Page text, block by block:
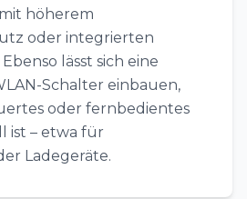
höherem
oder integrierten
lässt sich eine
Schalter einbauen,
oder fernbedientes
ist – etwa für
Ladegeräte.